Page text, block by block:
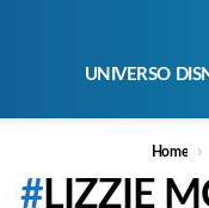
UNIVERSO
Home
LIZZIE